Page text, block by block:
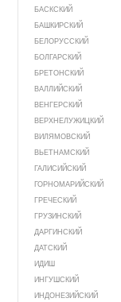
БАСКСКИЙ
БАШКИРСКИЙ
БЕЛОРУССКИЙ
БОЛГАРСКИЙ
БРЕТОНСКИЙ
ВАЛЛИЙСКИЙ
ВЕНГЕРСКИЙ
ВЕРХНЕЛУЖИЦКИЙ
ВИЛЯМОВСКИЙ
ВЬЕТНАМСКИЙ
ГАЛИСИЙСКИЙ
ГОРНОМАРИЙСКИЙ
ГРЕЧЕСКИЙ
ГРУЗИНСКИЙ
ДАРГИНСКИЙ
ДАТСКИЙ
ИДИШ
ИНГУШСКИЙ
ИНДОНЕЗИЙСКИЙ